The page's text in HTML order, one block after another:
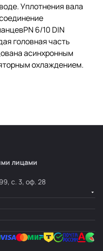
Уплотнения вала
6/10 DIN
головная часть
асинхронным
охлаждением.
лицами
с. 3, оф. 28